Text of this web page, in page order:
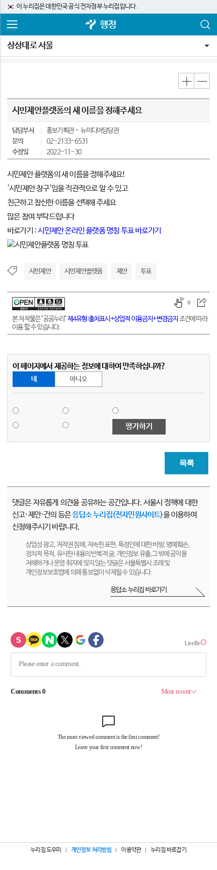
이 누리집은 대한민국 공식 전자정부 누리집입니다.
행정
상상대로 서울
시민제안플랫폼의 새 이름을 정해주세요
담당부서 홍보기획관
뉴미디어담당관
문의
02-2133-6531
수정일
2022-11-30
시민제안 플랫폼의 새 이름을 정해주세요!
'시민제안 창구'임을 직관적으로 알 수 있고
친근하고 참신한 이름을 선택해 주세요
많은 참여 부탁드립니다
바로가기 :시민제안 온라인 플랫폼 명칭 투표 바로가기
시민제안 시민제안플랫폼 제안 투표
본 저작물은 "공공누리"제4유형:출처표시+상업적 이용금지+변경금지 조건에 따라
이용 할 수 있습니다.
0
이 페이지에서 제공하는 정보에 대하여 만족하십니까?
네 아니오
평가하기
목록
댓글은 자유롭게 의견을 공유하는 공간입니다. 서울시 정책에 대한
신고·제안·건의 등은응답소 누리집(전자민원사이트)을 이용하여
신청해주시기 바랍니다.
상업성 광고, 저작권 침해, 저속한 표현, 특정인에 대한 비방, 명예훼손,
정치적 목적, 유사한 내용의 반복적 글, 개인정보 유출,그 밖에 공익을
저해하거나 운영 취지에 맞지 않는 댓글은 서울특별시 조례 및
개인정보보호법에 의해 통보없이 삭제될 수 있습니다.
응답소 누리집 바로가기
누리집 도우미 개인정보 처리방침 이용약관 누리집 바로잡기